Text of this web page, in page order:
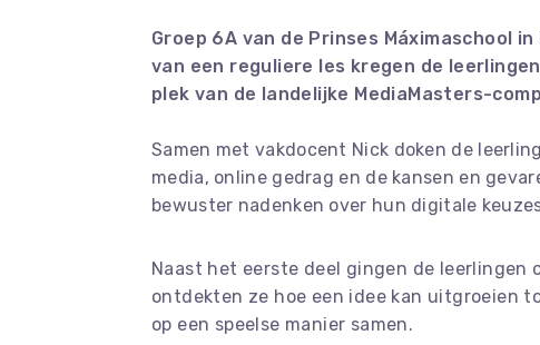
Groep 6A van de Prinses Máximaschool
van een reguliere les kregen de
plek van de landelijke MediaMasters-
Samen met vakdocent Nick doken de
media, online gedrag en de kansen en
bewuster nadenken over hun digitale
Naast het eerste deel gingen de leerlingen
ontdekten ze hoe een idee kan uitgroeien
op een speelse manier samen.